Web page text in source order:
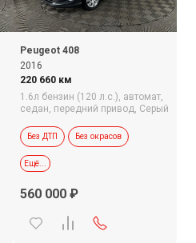
Peugeot 408
2016
220 660 км
1.6л бензин (120 л.с.), автомат,
седан, передний привод, Серый
Без ДТП Без окрасов
Возврат НДС
Подтвержденный пробег
Ещё...
560 000